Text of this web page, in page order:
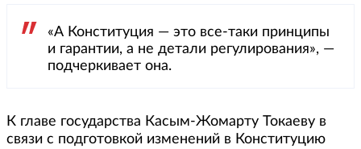
«А Конституция — это все-таки принципы
и гарантии, а не детали регулирования», —
подчеркивает она.
К главе государства Касым-Жомарту Токаеву в
связи с подготовкой изменений в Конституцию